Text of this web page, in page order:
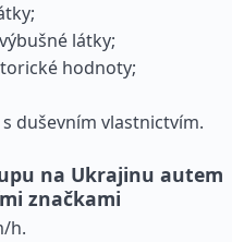
látky;
hodnoty;
duševním vlastnictvím.
na Ukrajinu autem
značkami
h.